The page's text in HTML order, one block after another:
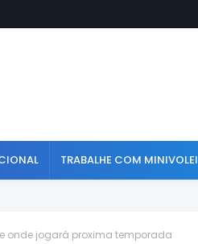
TRABALHE COM MINIVOLEI
onde jogará proxima temporada